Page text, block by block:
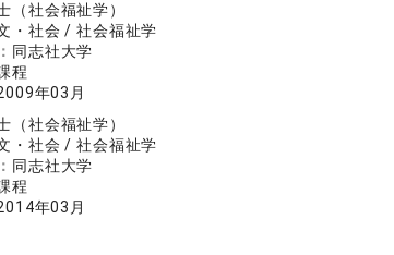
（社会福祉学）
・社会 / 社会福祉学
同志社大学
程
年03月
（社会福祉学）
・社会 / 社会福祉学
同志社大学
程
年03月